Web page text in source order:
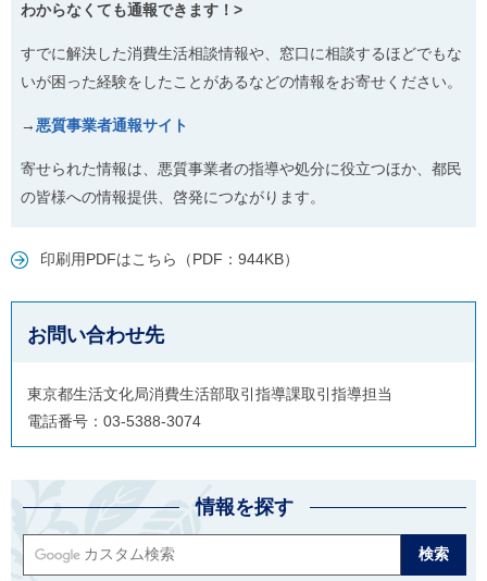
わからなくても通報できます！>
すでに解決した消費生活相談情報や、窓口に相談するほどでもな
いが困った経験をしたことがあるなどの情報をお寄せください。
→ 悪質事業者通報サイト
寄せられた情報は、悪質事業者の指導や処分に役立つほか、都民
の皆様への情報提供、啓発につながります。
印刷用PDFはこちら（PDF：944KB）
お問い合わせ先
東京都生活文化局消費生活部取引指導課取引指導担当
電話番号：03-5388-3074
情報を探す